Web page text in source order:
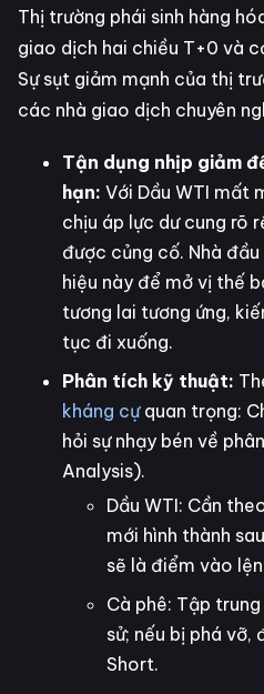
Thị trường phái sinh hàng
giao dịch hai chiều T+0 và
Sự sụt giảm mạnh của thị
các nhà giao dịch chuyên
Tận dụng nhịp giảm
hạn: Với Dầu WTI mất
chịu áp lực dư cung rõ
được củng cố. Nhà
hiệu này để mở vị thế
tương lai tương ứng,
tục đi xuống.
Phân tích kỹ thuật:
kháng cựquan trọng:
hỏi sự nhạy bén về
Analysis).
Dầu WTI: Cần
mới hình thành
sẽ là điểm vào
Cà phê: Tập
sử; nếu bị phá
Short.